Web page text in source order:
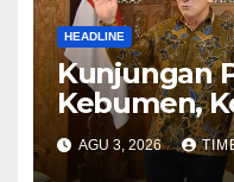
HEADLINE
Kunjungan
Kebumen,
Jajaki Kerja
hingga
AGU 3, 2026